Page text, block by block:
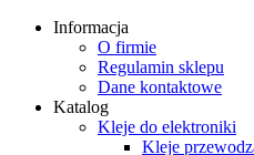
Informacja
O firmie
Regulamin sklepu
Dane kontaktowe
Katalog
Kleje do elektroniki
Kleje